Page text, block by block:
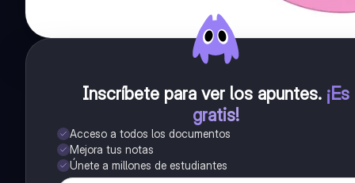
Inscríbete para ver los apuntes. ¡Es
gratis!
Acceso a todos los documentos
Mejora tus notas
Únete a millones de estudiantes